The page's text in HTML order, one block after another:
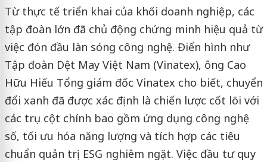
Từ thực tế triển khai của khối doanh nghiệp, các
tập đoàn lớn đã chủ động chứng minh hiệu quả từ
việc đón đầu làn sóng công nghệ. Điển hình như
Tập đoàn Dệt May Việt Nam (Vinatex), ông Cao
Hữu Hiếu Tổng giám đốc Vinatex cho biết, chuyển
đổi xanh đã được xác định là chiến lược cốt lõi với
các trụ cột chính bao gồm ứng dụng công nghệ
số, tối ưu hóa năng lượng và tích hợp các tiêu
chuẩn quản trị ESG nghiêm ngặt. Việc đầu tư quy